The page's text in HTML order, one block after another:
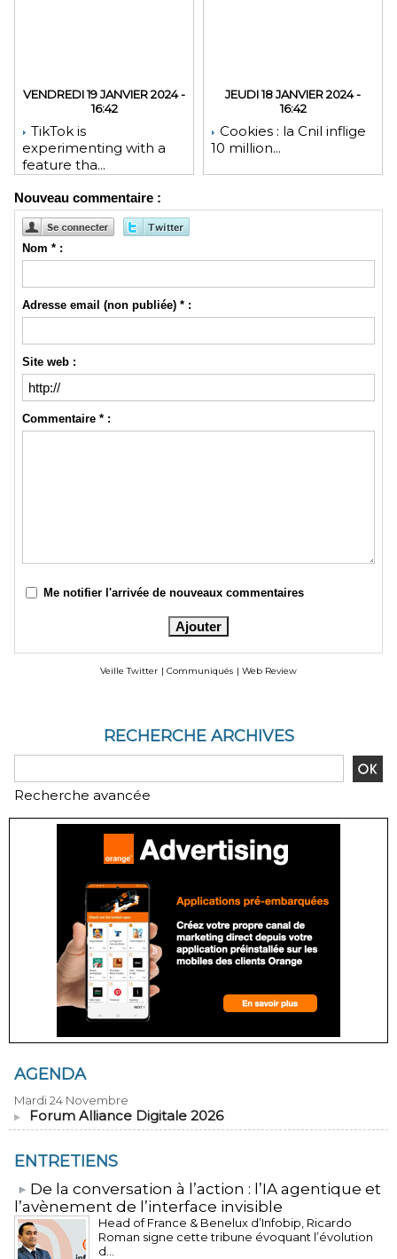
VENDREDI 19 JANVIER 2024 -
16:42
TikTok is
experimenting with a
feature tha...
JEUDI 18 JANVIER 2024 -
16:42
Cookies : la Cnil inflige
10 million...
Nouveau commentaire :
Nom * :
Adresse email (non publiée) * :
Site web :
Commentaire * :
Me notifier l'arrivée de nouveaux commentaires
Veille Twitter | Communiqués | Web Review
RECHERCHE ARCHIVES
Recherche avancée
AGENDA
Mardi 24 Novembre
Forum Alliance Digitale 2026
ENTRETIENS
​De la conversation à l’action : l’IA agentique et
l’avènement de l’interface invisible
Head of France & Benelux d’Infobip, Ricardo
Roman signe cette tribune évoquant l’évolution
d...